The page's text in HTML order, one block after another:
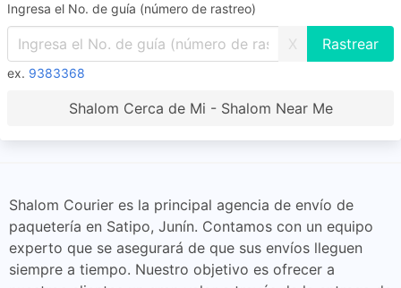
Ingresa el No. de guía (número de rastreo)
X
ex. 9383368
Shalom Cerca de Mi - Shalom Near Me
Shalom Courier es la principal agencia de envío de
paquetería en Satipo, Junín. Contamos con un equipo
experto que se asegurará de que sus envíos lleguen
siempre a tiempo. Nuestro objetivo es ofrecer a